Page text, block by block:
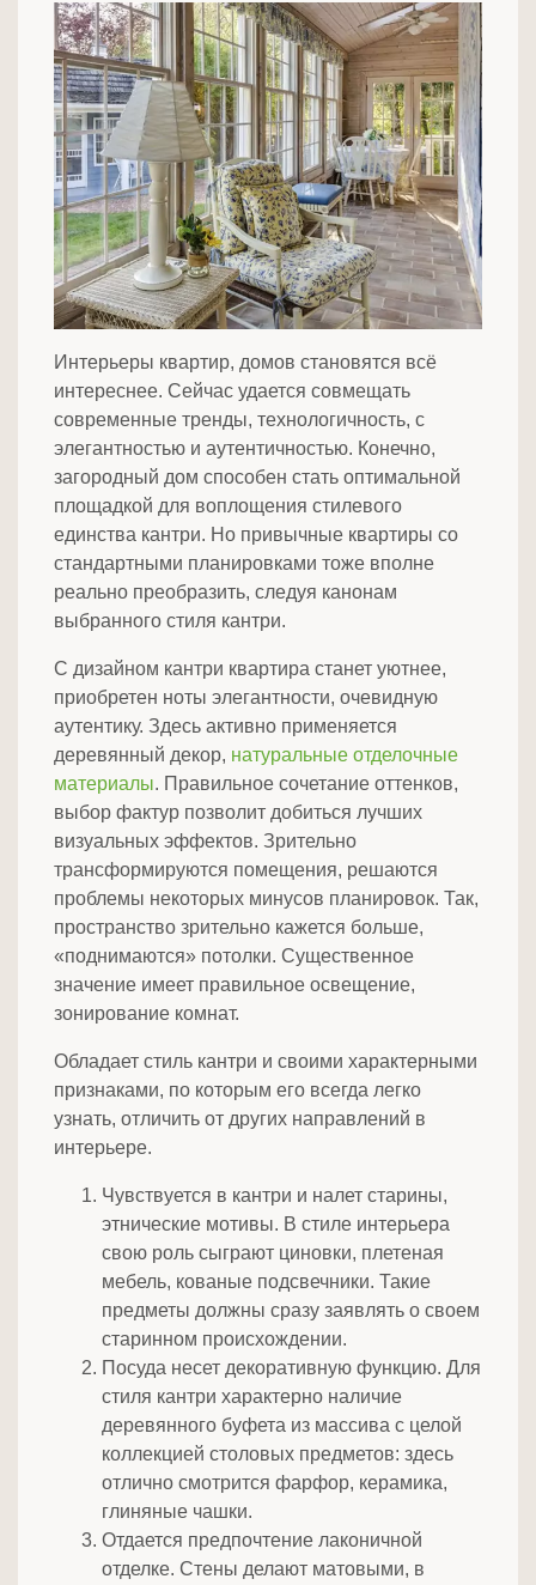
Интерьеры квартир, домов становятся всё
интереснее. Сейчас удается совмещать
современные тренды, технологичность, с
элегантностью и аутентичностью. Конечно,
загородный дом способен стать оптимальной
площадкой для воплощения стилевого
единства кантри. Но привычные квартиры со
стандартными планировками тоже вполне
реально преобразить, следуя канонам
выбранного стиля кантри.
С дизайном кантри квартира станет уютнее,
приобретен ноты элегантности, очевидную
аутентику. Здесь активно применяется
деревянный декор, натуральные отделочные
материалы. Правильное сочетание оттенков,
выбор фактур позволит добиться лучших
визуальных эффектов. Зрительно
трансформируются помещения, решаются
проблемы некоторых минусов планировок. Так,
пространство зрительно кажется больше,
«поднимаются» потолки. Существенное
значение имеет правильное освещение,
зонирование комнат.
Обладает стиль кантри и своими характерными
признаками, по которым его всегда легко
узнать, отличить от других направлений в
интерьере.
Чувствуется в кантри и налет старины,
этнические мотивы. В стиле интерьера
свою роль сыграют циновки, плетеная
мебель, кованые подсвечники. Такие
предметы должны сразу заявлять о своем
старинном происхождении.
Посуда несет декоративную функцию. Для
стиля кантри характерно наличие
деревянного буфета из массива с целой
коллекцией столовых предметов: здесь
отлично смотрится фарфор, керамика,
глиняные чашки.
Отдается предпочтение лаконичной
отделке. Стены делают матовыми, в